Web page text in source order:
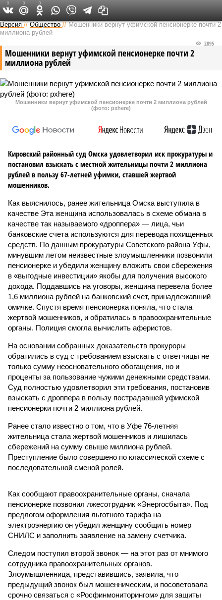
Версия в Башкирии
Версия //Общество //Мошенники вернут уфимской пенсионерке почти 2
миллиона рублей
Мошенники вернут уфимской пенсионерке почти 2
миллиона рублей
2895
Мошенники вернут уфимской пенсионерке почти 2 миллиона рублей
(фото: pxhere)
Кировский районный суд Омска удовлетворил иск прокуратуры и
постановил взыскать с местной жительницы почти 2 миллиона
рублей в пользу 67-летней уфимки, ставшей жертвой
мошенников.
Как выяснилось, ранее жительница Омска выступила в
качестве Эта женщина использовалась в схеме обмана в
качестве так называемого «дроппера» — лица, чьи
банковские счета используются для перевода похищенных
средств. По данным прокуратуры Советского района Уфы,
минувшим летом неизвестные злоумышленники позвонили
пенсионерке и убедили женщину вложить свои сбережения
в «выгодные инвестиции» якобы для получения высокого
дохода. Поддавшись на уговоры, женщина перевела более
1,6 миллиона рублей на банковский счет, принадлежавший
омичке. Спустя время пенсионерка поняла, что стала
жертвой мошенников, и обратилась в правоохранительные
органы. Полиция смогла вычислить аферистов.
На основании собранных доказательств прокуроры
обратились в суд с требованием взыскать с ответчицы не
только сумму неосновательного обогащения, но и
проценты за пользование чужими денежными средствами.
Суд полностью удовлетворил эти требования, постановив
взыскать с дроппера в пользу пострадавшей уфимской
пенсионерки почти 2 миллиона рублей.
Ранее стало известно о том, что в Уфе 76-летняя
жительница стала жертвой мошенников и лишилась
сбережений на сумму свыше миллиона рублей.
Преступление было совершено по классической схеме с
последовательной сменой ролей.
Как сообщают правоохранительные органы, сначала
пенсионерке позвонил лжесотрудник «Энергосбыта». Под
предлогом оформления льготного тарифа на
электроэнергию он убедил женщину сообщить номер
СНИЛС и заполнить заявление на замену счетчика.
Следом поступил второй звонок — на этот раз от мнимого
сотрудника правоохранительных органов.
Злоумышленница, представившись, заявила, что
предыдущий звонок был мошенническим, и посоветовала
срочно связаться с «Росфинмониторингом» для защиты
0 0 0